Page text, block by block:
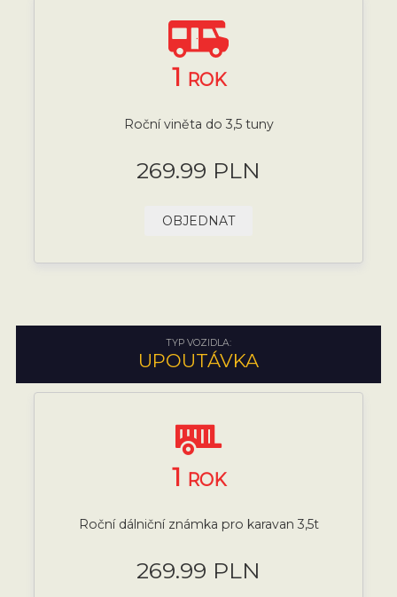
1 ROK
Roční viněta do 3,5 tuny
269.99 PLN
OBJEDNAT
TYP VOZIDLA:
UPOUTÁVKA
1 ROK
Roční dálniční známka pro karavan 3,5t
269.99 PLN